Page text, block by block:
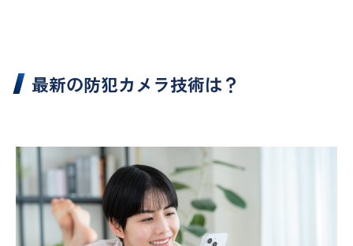
最新の防犯カメラ技術は？